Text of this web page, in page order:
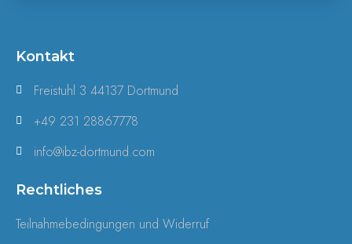
Kontakt
Freistuhl 3 44137 Dortmund
+49 231 28867778
info@ibz-dortmund.com
Rechtliches
Teilnahmebedingungen und Widerruf